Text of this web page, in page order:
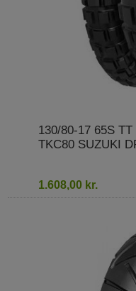
130/80-17 65S
TKC80 SUZUKI
1.608,00 kr.